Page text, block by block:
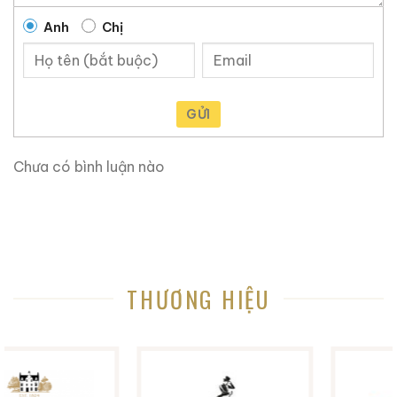
bởi núi. Đặc biệt, khu vực ven hồ có sự chênh lệch
nhiệt độ hàng ngày rất ít do tác động điều hòa khí
hậu của hồ Biwa và được biết đến là một trong những
khu vực có nhiều tuyết nhất ở Nhật Bản vào mùa
rượu whisky trưởng thành dần dần.
Nước dùng để pha trà là nước tự nhiên từ núi Ibuki. Núi
Ibuki là một ngọn núi linh thiêng đã trở thành đối
chưng cất tại Nagahama, nơi có khí hậu rõ rệt giữa
Anh Chị
GỬI
Chưa có bình luận nào
THƯƠNG HIỆU